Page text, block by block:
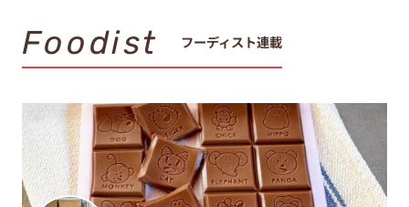
Foodist フーディスト連載